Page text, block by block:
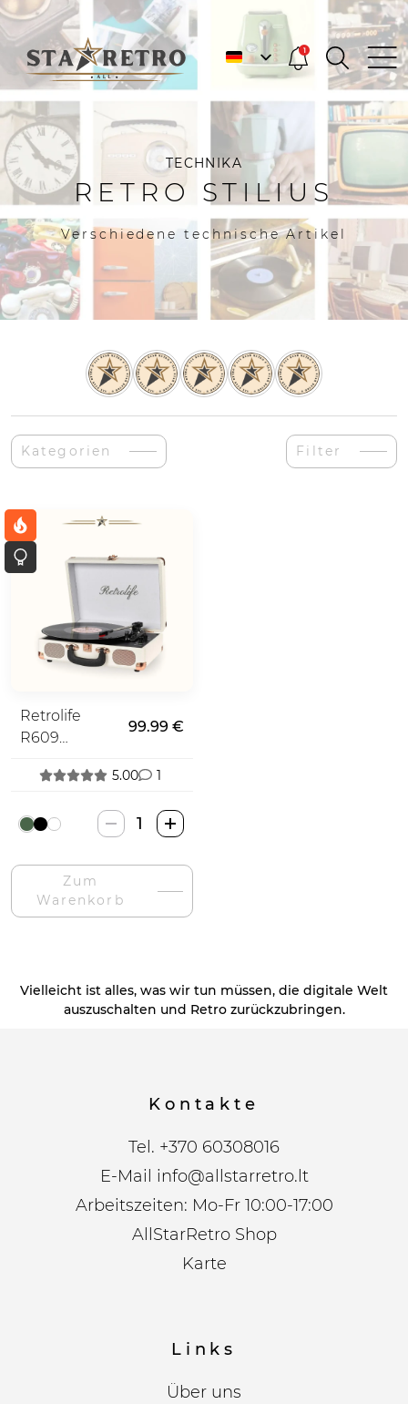
1
TECHNIKA
RETRO STILIUS
Verschiedene technische Artikel
Kategorien Filter
Retrolife
R609
+ Bluetooth
99.99 €
5.00 1
Retrolife
R609
Patefonas
Bluetooth-
Zum
Warenkorb
Vielleicht ist alles, was wir tun müssen, die digitale Welt
auszuschalten und Retro zurückzubringen.
Kontakte
Tel. +370 60308016
E-Mail info@allstarretro.lt
Arbeitszeiten: Mo-Fr 10:00-17:00
AllStarRetro Shop
Karte
Links
Über uns